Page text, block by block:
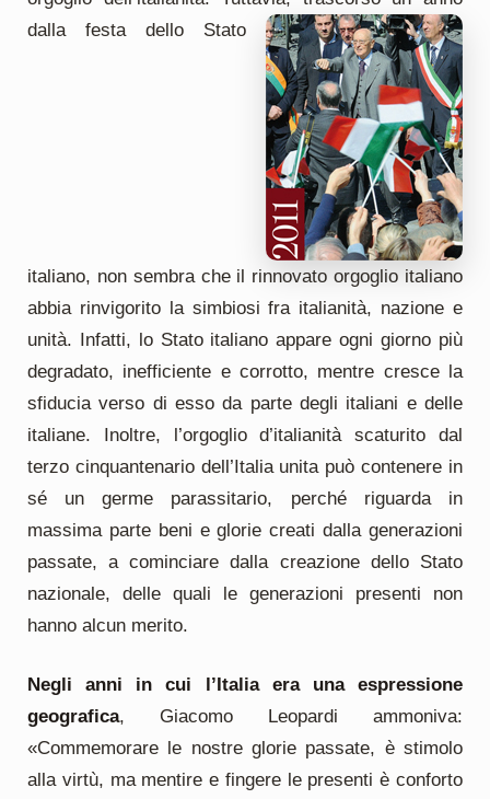
dalla festa dello Stato
italiano, non sembra che il rinnovato orgoglio italiano
abbia rinvigorito la simbiosi fra italianità, nazione e
unità. Infatti, lo Stato italiano appare ogni giorno più
degradato, inefficiente e corrotto, mentre cresce la
sfiducia verso di esso da parte degli italiani e delle
italiane. Inoltre, l’orgoglio d’italianità scaturito dal
terzo cinquantenario dell’Italia unita può contenere in
sé un germe parassitario, perché riguarda in
massima parte beni e glorie creati dalla generazioni
passate, a cominciare dalla creazione dello Stato
nazionale, delle quali le generazioni presenti non
hanno alcun merito.
Negli anni in cui l’Italia era una espressione
geografica, Giacomo Leopardi ammoniva:
«Commemorare le nostre glorie passate, è stimolo
alla virtù, ma mentire e fingere le presenti è conforto